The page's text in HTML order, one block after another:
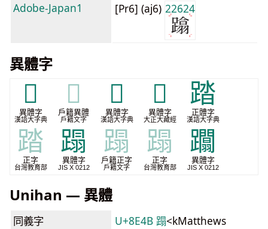
Adobe-Japan1
[Pr6] (aj6) 22624
異體字
𨀡
異體字
漢語大字典
𨀡
戶籍異體
戶籍文字
𨆚
異體字
漢語大字典
𰸡
異體字
大正大藏經
踏
正體字
漢語大字典
踏
正字
台灣教育部
蹋
異體字
JIS X 0212
蹋
戶籍正字
戶籍文字
蹋
正字
台灣教育部
躢
異體字
JIS X 0212
Unihan — 異體
同義字 U+8E4B 蹋<kMatthews